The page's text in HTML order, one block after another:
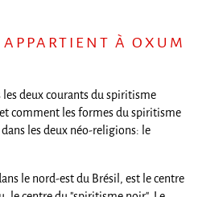
À OXUM
les deux courants du spiritisme
comment les formes du spiritisme
les deux néo-religions: le
le nord-est du Brésil, est le centre